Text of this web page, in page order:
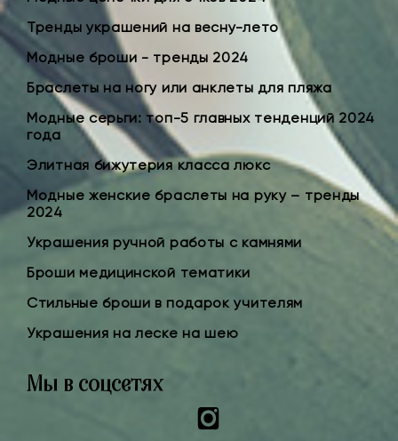
Тренды украшений на весну-лето
Модные броши - тренды 2024
Браслеты на ногу или анклеты для пляжа
Модные серьги: топ-5 главных тенденций 2024
года
Элитная бижутерия класса люкс
Модные женские браслеты на руку – тренды
2024
Украшения ручной работы с камнями
Броши медицинской тематики
Стильные броши в подарок учителям
Украшения на леске на шею
Мы в соцсетях
Instagram